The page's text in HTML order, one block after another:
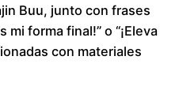
$280.00
Buu, junto con frases
mi forma final!” o “¡Eleva
con materiales